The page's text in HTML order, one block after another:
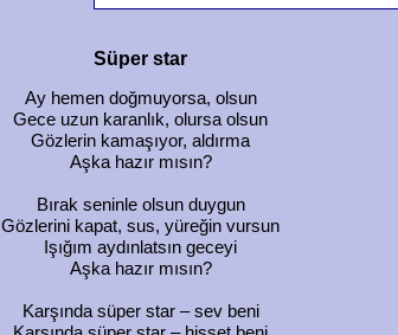
Süper star
Ay hemen doğmuyorsa, olsun
Gece uzun karanlık, olursa olsun
Gözlerin kamaşıyor, aldırma
Aşka hazır mısın?
Bırak seninle olsun duygun
Gözlerini kapat, sus, yüreğin vursun
Işığım aydınlatsın geceyi
Aşka hazır mısın?
Karşında süper star – sev beni